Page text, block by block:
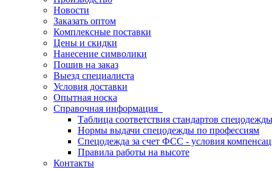
Новости
Заказать оптом
Комплексные поставки
Цены и скидки
Нанесение символики
Пошив на заказ
Выезд специалиста
Условия доставки
Опытная носка
Справочная информация
Таблица соответствия стандартов спецодежды
Нормы выдачи спецодежды по профессиям
Спецодежда за счет ФСС - условия
Правила работы на высоте
Контакты